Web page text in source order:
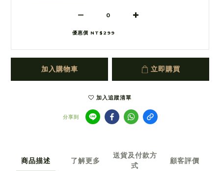
優惠價 NT$299
加入購物車 立即購買
加入追蹤清單
分享到
商品描述 了解更多
送貨及付款方
式
顧客評價